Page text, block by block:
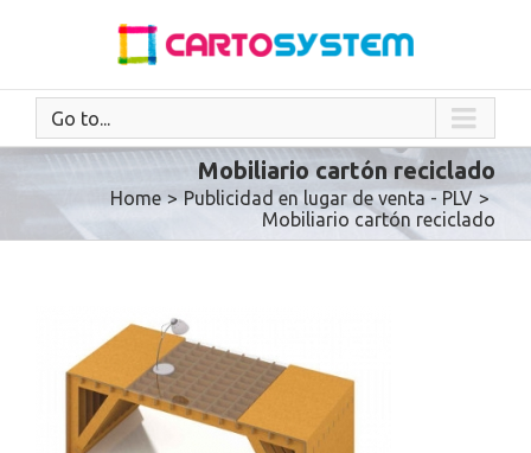
Go to...
Mobiliario cartón reciclado
Home > Publicidad en lugar de venta - PLV >
Mobiliario cartón reciclado